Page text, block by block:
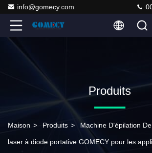
info@gomecy.com
Produits
Maison > Produits > Machine D'épilation
laser à diode portative GOMECY pour les